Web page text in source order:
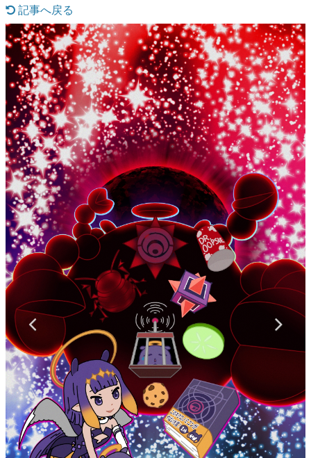
なんでゲームは面白い？
ゲーム開発者・hamatsu氏がゲームの魅力を画面や操作の
具体的な形から解き明かしていく、硬派で骨太な評論連載
です。
ゲームが変えた日本語
「経験値」「裏技」「ラスボス」… ゲームにまつわる言葉
の起源や用法の変遷を、コンピューター文化史研究家・タ
イニーP氏が徹底調査。
カテゴリ
特集記事
マンガ
女性向け
アプリレビュー
その他
電ファミニコゲーマーとは？
運営：株式会社マレ
記事へ戻る